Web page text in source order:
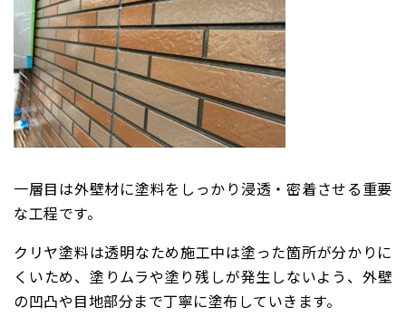
一層目は外壁材に塗料をしっかり浸透・密着させる重要
な工程です。
クリヤ塗料は透明なため施工中は塗った箇所が分かりに
くいため、塗りムラや塗り残しが発生しないよう、外壁
の凹凸や目地部分まで丁寧に塗布していきます。